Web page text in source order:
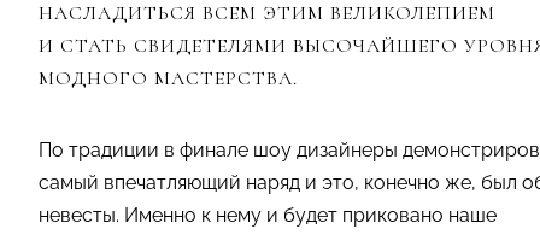
НАСЛАДИТЬСЯ ВСЕМ ЭТИМ ВЕЛИКОЛЕПИЕМ
И СТАТЬ СВИДЕТЕЛЯМИ ВЫСОЧАЙШЕГО
МОДНОГО МАСТЕРСТВА.
По традиции в финале шоу дизайнеры
самый впечатляющий наряд и это, конечно же, был
невесты. Именно к нему и будет приковано наше